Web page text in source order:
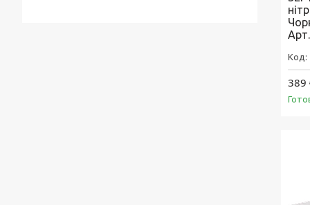
389